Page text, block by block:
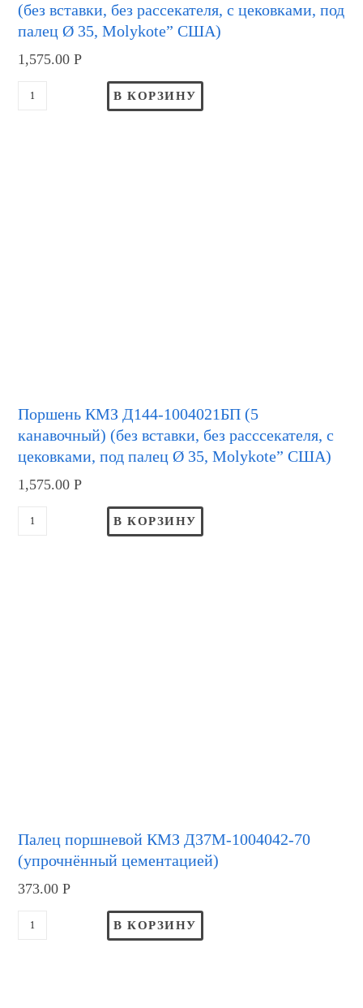
(без вставки, без рассекателя, с цековками, под
палец Ø 35, Molykote” США)
1,575.00Р
В КОРЗИНУ
Поршень КМЗ Д144-1004021БП (5
канавочный) (без вставки, без расссекателя, с
цековками, под палец Ø 35, Molykote” США)
1,575.00Р
В КОРЗИНУ
Палец поршневой КМЗ Д37М-1004042-70
(упрочнённый цементацией)
373.00Р
В КОРЗИНУ